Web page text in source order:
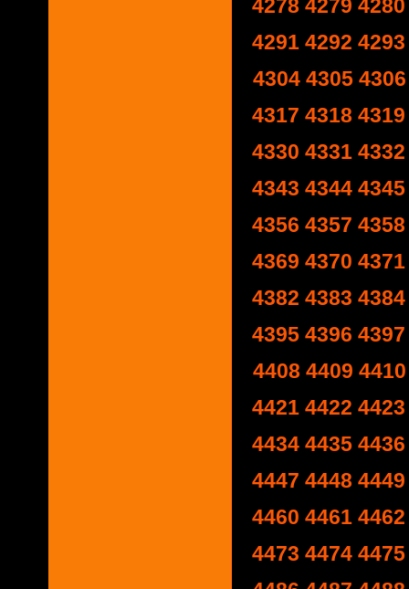
4278 4279 4280
4291 4292 4293
4304 4305 4306
4317 4318 4319
4330 4331 4332
4343 4344 4345
4356 4357 4358
4369 4370 4371
4382 4383 4384
4395 4396 4397
4408 4409 4410
4421 4422 4423
4434 4435 4436
4447 4448 4449
4460 4461 4462
4473 4474 4475